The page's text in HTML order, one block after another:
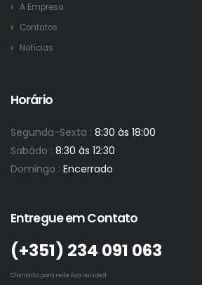
A Empresa
Contatos
Notícias
Horário
Segunda-Sexta : 8:30 às 18:00
Sabádo : 8:30 às 12:30
Domingo : Encerrado
Entregue em Contato
(+351)­ 234 091 063
Chamada para rede fixa nacional